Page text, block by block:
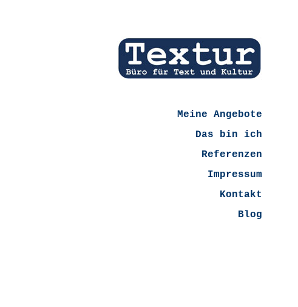
Meine Angebote
Das bin ich
Referenzen
Impressum
Kontakt
Blog